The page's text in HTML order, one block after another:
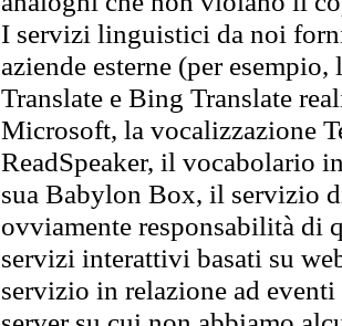
I servizi linguistici da noi
aziende esterne (per
Translate e Bing Translate
Microsoft, la vocalizzazione
ReadSpeaker, il vocabolario
sua Babylon Box, il servizio
ovviamente responsabilità di
servizi interattivi basati su
servizio in relazione ad